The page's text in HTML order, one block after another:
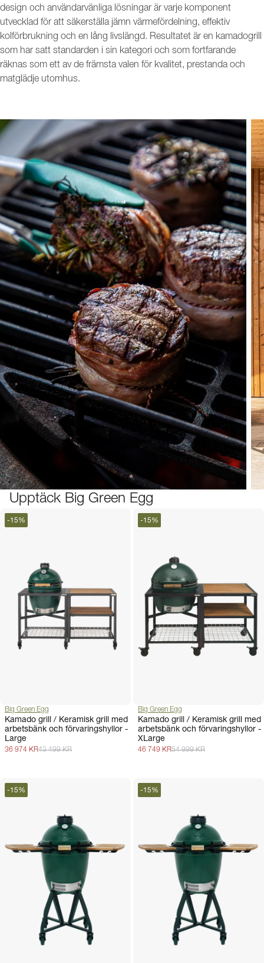
design och användarvänliga lösningar är varje komponent
utvecklad för att säkerställa jämn värmefördelning, effektiv
kolförbrukning och en lång livslängd. Resultatet är en kamadogrill
som har satt standarden i sin kategori och som fortfarande
räknas som ett av de främsta valen för kvalitet, prestanda och
matglädje utomhus.
Upptäck Big Green Egg
-15%
Big Green Egg
Kamado grill / Keramisk grill med
arbetsbänk och förvaringshyllor -
Large
43 499 KR
36 974 KR
-15%
Big Green Egg
Kamado grill / Keramisk grill med
arbetsbänk och förvaringshyllor -
XLarge
54 999 KR
46 749 KR
-15% -15%